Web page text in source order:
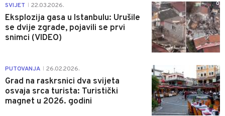
SVIJET 22.03.2026.
Eksplozija gasa u Istanbulu: Urušile
se dvije zgrade, pojavili se prvi
snimci (VIDEO)
0
PUTOVANJA 26.02.2026.
Grad na raskrsnici dva svijeta
osvaja srca turista: Turistički
magnet u 2026. godini
0